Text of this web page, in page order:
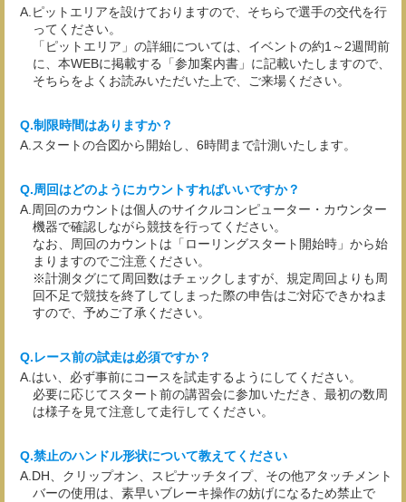
ピットエリアを設けておりますので、そちらで選手の交代を行
ってください。
「ピットエリア」の詳細については、イベントの約1～2週間前
に、本WEBに掲載する「参加案内書」に記載いたしますので、
そちらをよくお読みいただいた上で、ご来場ください。
制限時間はありますか？
スタートの合図から開始し、6時間まで計測いたします。
周回はどのようにカウントすればいいですか？
周回のカウントは個人のサイクルコンピューター・カウンター
機器で確認しながら競技を行ってください。
なお、周回のカウントは「ローリングスタート開始時」から始
まりますのでご注意ください。
※計測タグにて周回数はチェックしますが、規定周回よりも周
回不足で競技を終了してしまった際の申告はご対応できかねま
すので、予めご了承ください。
レース前の試走は必須ですか？
はい、必ず事前にコースを試走するようにしてください。
必要に応じてスタート前の講習会に参加いただき、最初の数周
は様子を見て注意して走行してください。
禁止のハンドル形状について教えてください
DH、クリップオン、スピナッチタイプ、その他アタッチメント
バーの使用は、素早いブレーキ操作の妨げになるため禁止で